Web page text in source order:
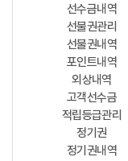
선수금내역
선불권관리
선불권내역
포인트내역
외상내역
고객선수금
적립등급관리
정기권
정기권내역